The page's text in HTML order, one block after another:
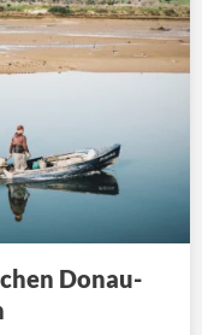
Donau-